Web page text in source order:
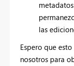
las
Espero que
nosotros para